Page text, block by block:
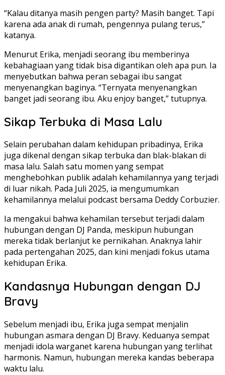
“Kalau ditanya masih pengen party? Masih banget. Tapi
karena ada anak di rumah, pengennya pulang terus,”
katanya.
Menurut Erika, menjadi seorang ibu memberinya
kebahagiaan yang tidak bisa digantikan oleh apa pun. Ia
menyebutkan bahwa peran sebagai ibu sangat
menyenangkan baginya. “Ternyata menyenangkan
banget jadi seorang ibu. Aku enjoy banget,” tutupnya.
Sikap Terbuka di Masa Lalu
Selain perubahan dalam kehidupan pribadinya, Erika
juga dikenal dengan sikap terbuka dan blak-blakan di
masa lalu. Salah satu momen yang sempat
menghebohkan publik adalah kehamilannya yang terjadi
di luar nikah. Pada Juli 2025, ia mengumumkan
kehamilannya melalui podcast bersama Deddy Corbuzier.
Ia mengakui bahwa kehamilan tersebut terjadi dalam
hubungan dengan DJ Panda, meskipun hubungan
mereka tidak berlanjut ke pernikahan. Anaknya lahir
pada pertengahan 2025, dan kini menjadi fokus utama
kehidupan Erika.
Kandasnya Hubungan dengan DJ
Bravy
Sebelum menjadi ibu, Erika juga sempat menjalin
hubungan asmara dengan DJ Bravy. Keduanya sempat
menjadi idola warganet karena hubungan yang terlihat
harmonis. Namun, hubungan mereka kandas beberapa
waktu lalu.